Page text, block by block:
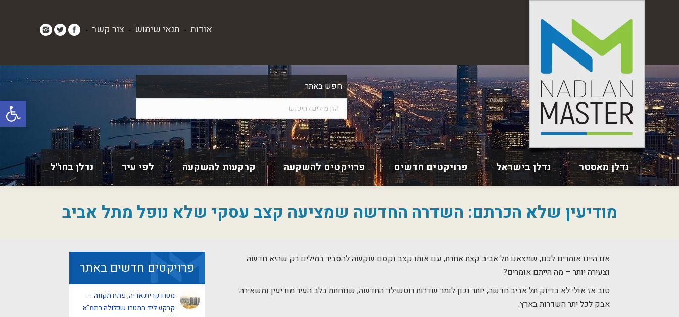
פתח
אודות - תנאי שימוש - צור קשר -
חפש באתר
נדלן מאסטר נדלן בישראל פרויקטים חדשים פרויקטים להשקעה קרקעות להשקעה לפי עיר נדלן בחו"ל
מודיעין שלא הכרתם: השדרה החדשה שמציעה קצב עסקי שלא נופל מתל אביב
אם היינו אומרים לכם, שמצאנו תל אביב קצת אחרת, עם אותו קצב וקסם שקשה להסביר במילים רק שהיא חדשה
וצעירה יותר – מה הייתם אומרים?
טוב אז אולי לא בדיוק תל אביב חדשה, יותר נכון לומר שדרות רוטשילד החדשה, שנוחתת בלב העיר מודיעין ומשאירה
אבק לכל יתר השדרות בארץ.
פרויקטים חדשים באתר
מטרו קרית אריה, פתח תקווה –
קרקע ליד המטרו שכלולה בתמ"א